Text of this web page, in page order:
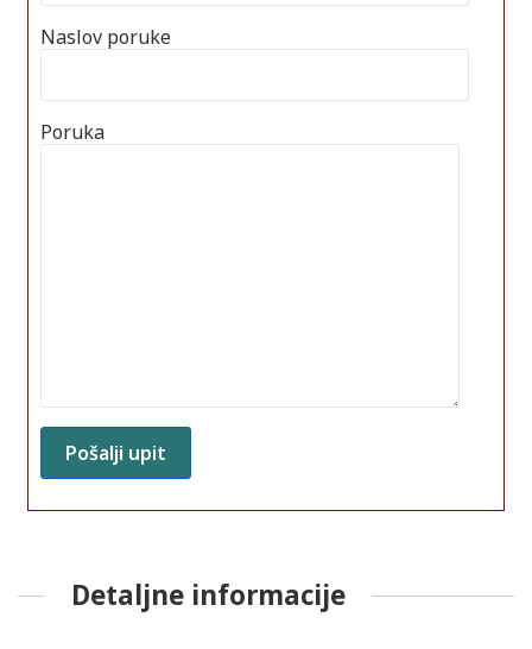
Naslov poruke
Poruka
Detaljne informacije